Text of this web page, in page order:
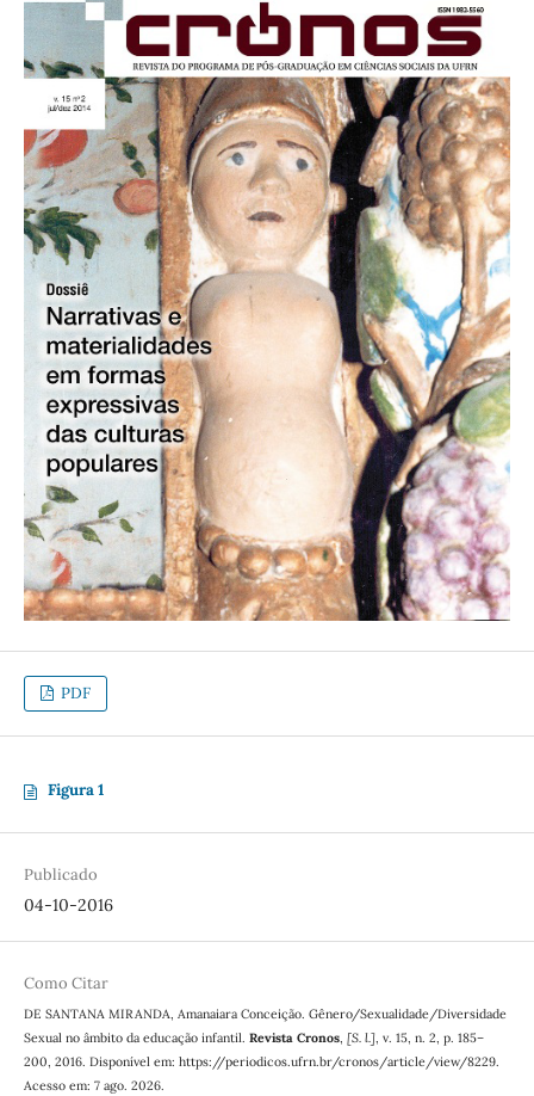
PDF
Figura 1
Publicado
04-10-2016
Como Citar
DE SANTANA MIRANDA, Amanaiara Conceição. Gênero/Sexualidade/Diversidade
Sexual no âmbito da educação infantil. Revista Cronos, [S. l.], v. 15, n. 2, p. 185–
200, 2016. Disponível em: https://periodicos.ufrn.br/cronos/article/view/8229.
Acesso em: 7 ago. 2026.